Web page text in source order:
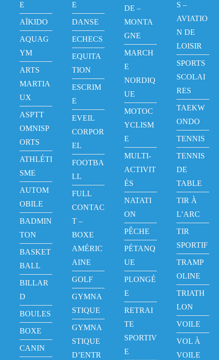
E
AÏKIDO
AQUAG
YM
ARTS
MARTIA
UX
ASPTT
OMNISP
ORTS
ATHLÉTI
SME
AUTOM
OBILE
BADMIN
TON
BASKET
BALL
BILLAR
D
BOULES
BOXE
CANIN
E
DANSE
ECHECS
EQUITA
TION
ESCRIM
E
EVEIL
CORPOR
EL
FOOTBA
LL
FULL
CONTAC
T –
BOXE
AMÉRIC
AINE
GOLF
GYMNA
STIQUE
GYMNA
STIQUE
D’ENTR
DE –
MONTA
GNE
MARCH
E
NORDIQ
UE
MOTOC
YCLISM
E
MULTI-
ACTIVIT
ÉS
NATATI
ON
PÊCHE
PÉTANQ
UE
PLONGÉ
E
RETRAI
TE
SPORTIV
E
S –
AVIATIO
N DE
LOISIR
SPORTS
SCOLAI
RES
TAEKW
ONDO
TENNIS
TENNIS
DE
TABLE
TIR À
L’ARC
TIR
SPORTIF
TRAMP
OLINE
TRIATH
LON
VOILE
VOL À
VOILE